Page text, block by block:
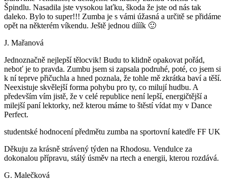
Špindlu. Nasadila jste vysokou laťku, škoda že jste od nás tak
daleko. Bylo to super!!! Zumba je s vámi úžasná a určitě se přidáme
opět na některém víkendu. Ještě jednou dííík 🙂
J. Mařanová
Jednoznačně nejlepší tělocvik! Budu to klidně opakovat pořád,
neboť je to pravda. Zumbu jsem si zapsala podruhé, poté, co jsem si
k ní teprve přičuchla a hned poznala, že tohle mě zkrátka baví a těší.
Neexistuje skvělejší forma pohybu pro ty, co milují hudbu. A
především vím jistě, že v celé republice není lepší, energičtější a
milejší paní lektorky, než kterou máme to štěstí vídat my v Dance
Perfect.
studentské hodnocení předmětu zumba na sportovní katedře FF UK
Děkuju za krásně strávený týden na Rhodosu. Vendulce za
dokonalou přípravu, stálý úsměv na rtech a energii, kterou rozdává.
G. Malečková